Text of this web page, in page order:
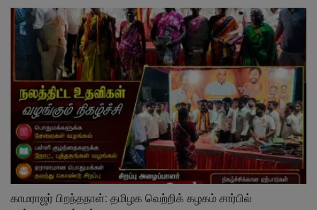
காமராஜர் பிறந்தநாள்: தமிழக வெற்றிக் கழகம் சார்பில்